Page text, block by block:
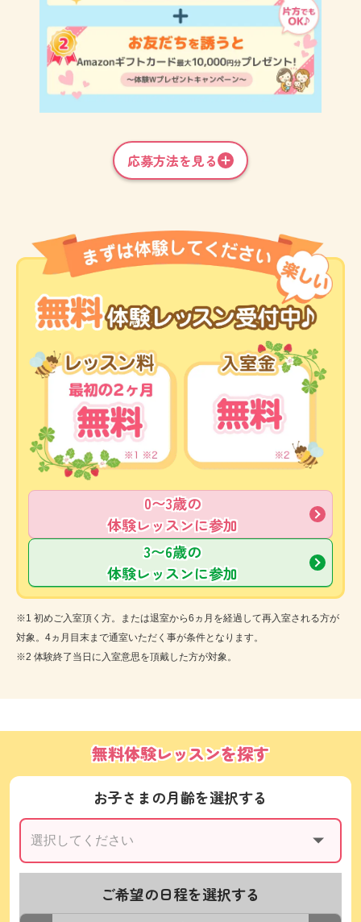
応募方法を見る
0〜3歳の
体験レッスンに参加
3〜6歳の
体験レッスンに参加
※1 初めご入室頂く方。または退室から6ヵ月を経過して再入室される方が
対象。4ヵ月目末まで通室いただく事が条件となります。
※2 体験終了当日に入室意思を頂戴した方が対象。
無料体験レッスンを探す
お子さまの月齢を選択する
ご希望の日程を選択する